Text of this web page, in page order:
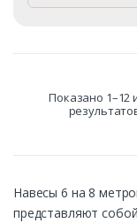
Показано 1–12
Навесы 6 на 8
представляют